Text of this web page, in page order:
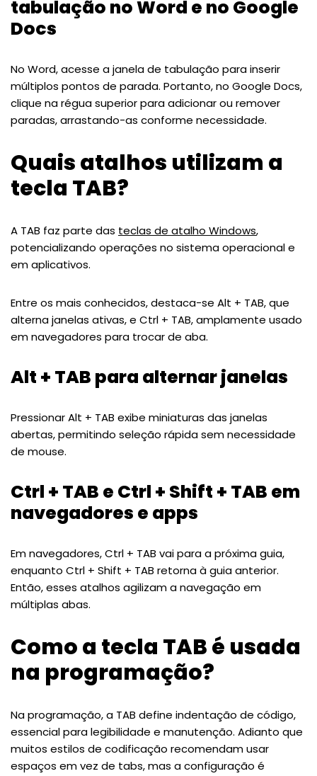
tabulação no Word e no Google
Docs
No Word, acesse a janela de tabulação para inserir
múltiplos pontos de parada. Portanto, no Google Docs,
clique na régua superior para adicionar ou remover
paradas, arrastando-as conforme necessidade.
Quais atalhos utilizam a
tecla TAB?
A TAB faz parte das teclas de atalho Windows,
potencializando operações no sistema operacional e
em aplicativos.
Entre os mais conhecidos, destaca-se Alt + TAB, que
alterna janelas ativas, e Ctrl + TAB, amplamente usado
em navegadores para trocar de aba.
Alt + TAB para alternar janelas
Pressionar Alt + TAB exibe miniaturas das janelas
abertas, permitindo seleção rápida sem necessidade
de mouse.
Ctrl + TAB e Ctrl + Shift + TAB em
navegadores e apps
Em navegadores, Ctrl + TAB vai para a próxima guia,
enquanto Ctrl + Shift + TAB retorna à guia anterior.
Então, esses atalhos agilizam a navegação em
múltiplas abas.
Como a tecla TAB é usada
na programação?
Na programação, a TAB define indentação de código,
essencial para legibilidade e manutenção. Adianto que
muitos estilos de codificação recomendam usar
espaços em vez de tabs, mas a configuração é